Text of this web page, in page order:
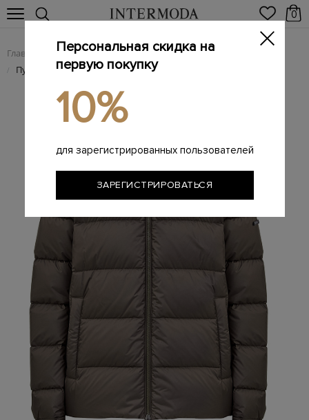
0
Главная Мужчинам / Одежда / Пуховики
/ Пуховик из стеганой влагостойкой тафты с кожаной деталью
Персональная скидка на
первую покупку
10%
для зарегистрированных пользователей
ЗАРЕГИСТРИРОВАТЬСЯ